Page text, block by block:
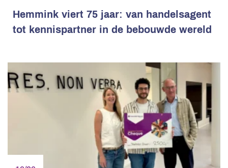
Hemmink viert 75 jaar: van handelsagent
tot kennispartner in de bebouwde wereld